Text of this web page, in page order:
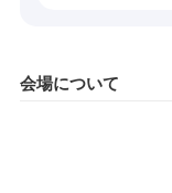
会場について